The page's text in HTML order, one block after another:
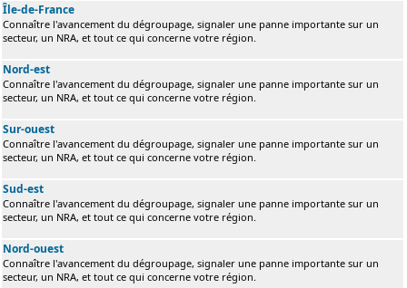
Île-de-France
Connaître l'avancement du dégroupage, signaler une panne importante sur un
secteur, un NRA, et tout ce qui concerne votre région.
Nord-est
Connaître l'avancement du dégroupage, signaler une panne importante sur un
secteur, un NRA, et tout ce qui concerne votre région.
Sur-ouest
Connaître l'avancement du dégroupage, signaler une panne importante sur un
secteur, un NRA, et tout ce qui concerne votre région.
Sud-est
Connaître l'avancement du dégroupage, signaler une panne importante sur un
secteur, un NRA, et tout ce qui concerne votre région.
Nord-ouest
Connaître l'avancement du dégroupage, signaler une panne importante sur un
secteur, un NRA, et tout ce qui concerne votre région.